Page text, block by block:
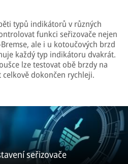
typů indikátorů v různých
funkci seřizovače nejen
ale i u kotoučových brzd
každý typ indikátoru dvakrát.
lze testovat obě brzdy na
celkově dokončen rychleji.
seřizovače